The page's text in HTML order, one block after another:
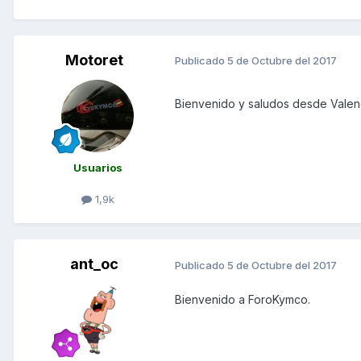
Motoret
Usuarios
1,9k
Publicado 5 de Octubre del 2017
Bienvenido y saludos desde
ant_oc Publicado 5 de Octubre del 2017
Bienvenido a ForoKymco.